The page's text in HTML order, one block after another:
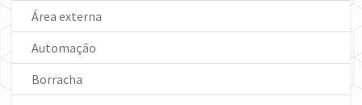
Área externa
Automação
Borracha